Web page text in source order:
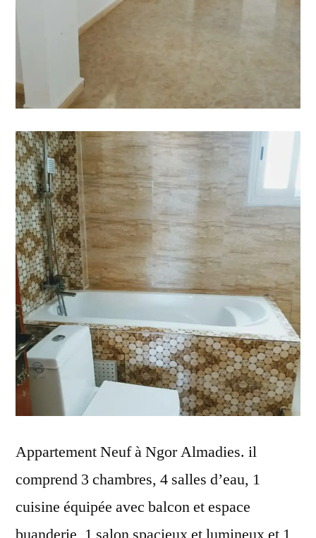
Appartement Neuf à Ngor Almadies. il
comprend 3 chambres, 4 salles d’eau, 1
cuisine équipée avec balcon et espace